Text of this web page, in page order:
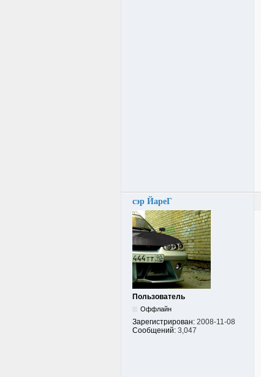
сэр ЙареГ
Пользователь
Оффлайн
Зарегистрирован: 2008-11-08
Сообщений: 3,047